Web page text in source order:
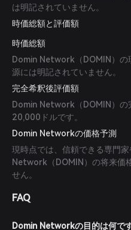
は明記されていません。
時価総額と評価額
時価総額
Domin Network（DOMIN）の
源には明記されていません。
完全希釈後評価額
Domin Network（DOMIN）の
20,000ドルです。
Domin Networkの価格予測
現時点では、信頼できる専門
Network（DOMIN）の将来価
せん。
FAQ
Domin Networkの目的は何で